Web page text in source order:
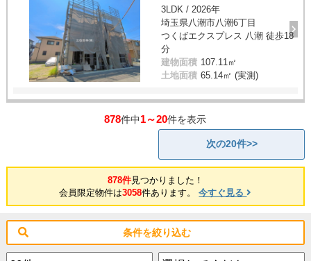
3LDK / 2026年
埼玉県八潮市八潮6丁目
つくばエクスプレス 八潮 徒歩18
分
建物面積 107.11㎡
土地面積 65.14㎡ (実測)
878件中1～20件を表示
次の20件>>
878件見つかりました！
会員限定物件は3058件あります。今すぐ見る
条件を絞り込む